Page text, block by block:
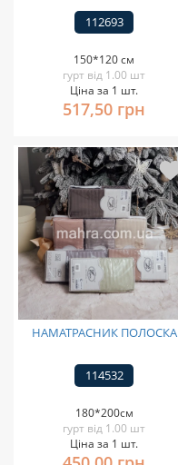
112693
150*120 см
гурт від 1.00 шт
Ціна за 1 шт.
517,50 грн
НАМАТРАСНИК ПОЛОСКА
114532
180*200см
гурт від 1.00 шт
Ціна за 1 шт.